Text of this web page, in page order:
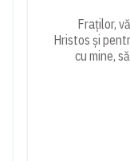
Fraților,
Hristos și
cu mine,